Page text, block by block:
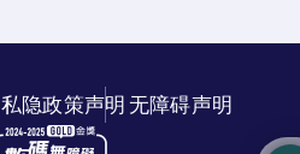
私隐政策声明无障碍声明